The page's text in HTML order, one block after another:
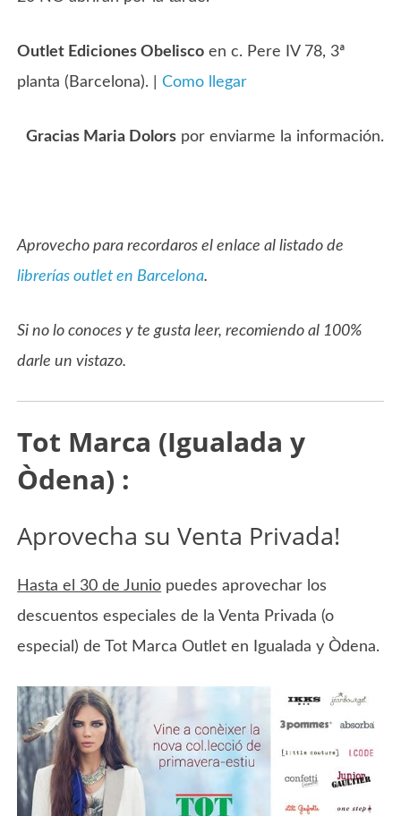
Outlet Ediciones Obelisco en c. Pere IV 78, 3ª
planta (Barcelona). |Como llegar
Gracias Maria Dolorspor enviarme la información.
Aprovecho para recordaros el enlace al listado de
librerías outlet en Barcelona.
Si no lo conoces y te gusta leer, recomiendo al 100%
darle un vistazo.
Tot Marca (Igualada y
Òdena) :
Aprovecha su Venta Privada!
Hasta el 30 de Junio puedes aprovechar los
descuentos especiales de la Venta Privada (o
especial) de Tot Marca Outlet en Igualada y Òdena.